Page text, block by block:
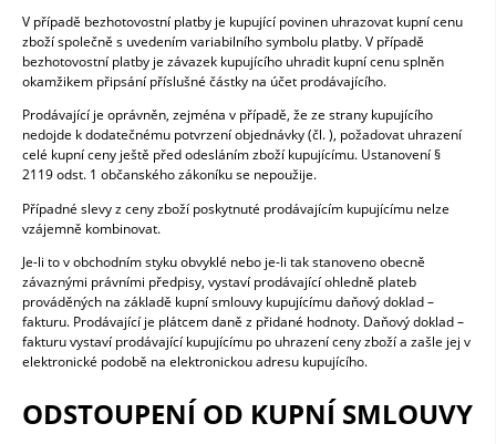
V případě bezhotovostní platby je kupující povinen uhrazovat kupní cenu
zboží společně s uvedením variabilního symbolu platby. V případě
bezhotovostní platby je závazek kupujícího uhradit kupní cenu splněn
okamžikem připsání příslušné částky na účet prodávajícího.
Prodávající je oprávněn, zejména v případě, že ze strany kupujícího
nedojde k dodatečnému potvrzení objednávky (čl. ), požadovat uhrazení
celé kupní ceny ještě před odesláním zboží kupujícímu. Ustanovení §
2119 odst. 1 občanského zákoníku se nepoužije.
Případné slevy z ceny zboží poskytnuté prodávajícím kupujícímu nelze
vzájemně kombinovat.
Je-li to v obchodním styku obvyklé nebo je-li tak stanoveno obecně
závaznými právními předpisy, vystaví prodávající ohledně plateb
prováděných na základě kupní smlouvy kupujícímu daňový doklad –
fakturu. Prodávající je plátcem daně z přidané hodnoty. Daňový doklad –
fakturu vystaví prodávající kupujícímu po uhrazení ceny zboží a zašle jej v
elektronické podobě na elektronickou adresu kupujícího.
ODSTOUPENÍ OD KUPNÍ SMLOUVY